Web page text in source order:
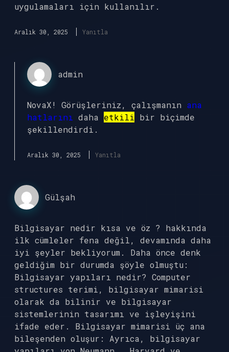
uygulamaları için kullanılır.
Aralık 30, 2025 Yanıtla
admin
NovaX! Görüşleriniz, çalışmanın ana
hatlarını daha etkili bir biçimde
şekillendirdi.
Aralık 30, 2025 Yanıtla
Gülşah
Bilgisayar nedir kısa ve öz ? hakkında
ilk cümleler fena değil, devamında daha
iyi şeyler bekliyorum. Daha önce denk
geldiğim bir durumda şöyle olmuştu:
Bilgisayar yapıları nedir? Computer
structures terimi, bilgisayar mimarisi
olarak da bilinir ve bilgisayar
sistemlerinin tasarımı ve işleyişini
ifade eder. Bilgisayar mimarisi üç ana
bileşenden oluşur: Ayrıca, bilgisayar